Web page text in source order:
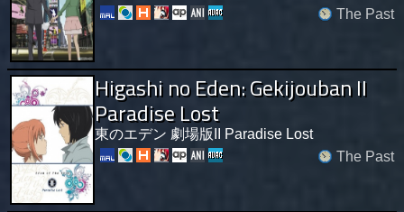
The Past
Higashi no Eden: Gekijouban II
Paradise Lost
東のエデン 劇場版II Paradise Lost
The Past